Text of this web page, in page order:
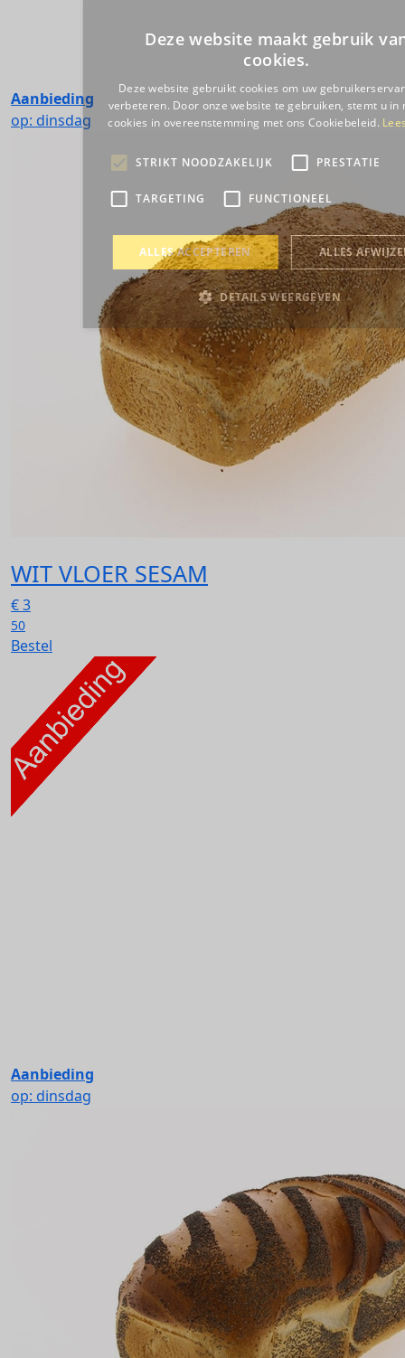
Aanbieding
op: dinsdag
WIT VLOER SESAM
€3
50
Bestel
Aanbieding
op: dinsdag